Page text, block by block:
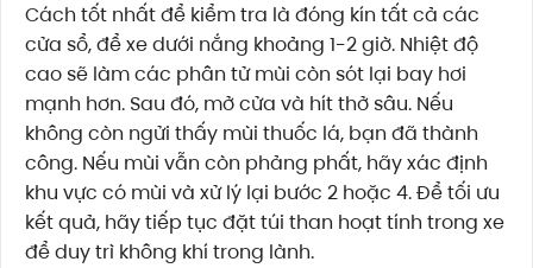
Cách tốt nhất để kiểm tra là đóng kín tất cả các
cửa sổ, để xe dưới nắng khoảng 1-2 giờ. Nhiệt độ
cao sẽ làm các phân tử mùi còn sót lại bay hơi
mạnh hơn. Sau đó, mở cửa và hít thở sâu. Nếu
không còn ngửi thấy mùi thuốc lá, bạn đã thành
công. Nếu mùi vẫn còn phảng phất, hãy xác định
khu vực có mùi và xử lý lại bước 2 hoặc 4. Để tối ưu
kết quả, hãy tiếp tục đặt túi than hoạt tính trong xe
để duy trì không khí trong lành.